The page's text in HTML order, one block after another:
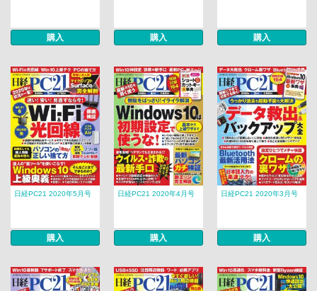
購入 購入 購入
日経PC21 2020年5月号
購入
日経PC21 2020年4月号
購入
日経PC21 2020年3月号
購入